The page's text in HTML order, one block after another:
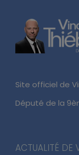
Site officiel de
Député de la
ACTUALITÉ DE